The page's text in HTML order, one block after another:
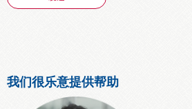
我们很乐意提供帮助